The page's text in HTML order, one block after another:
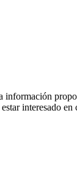
interesado en